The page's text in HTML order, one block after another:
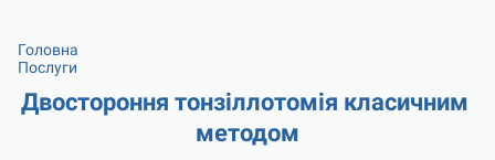
Головна
Послуги
Двостороння тонзіллотомія класичним
методом